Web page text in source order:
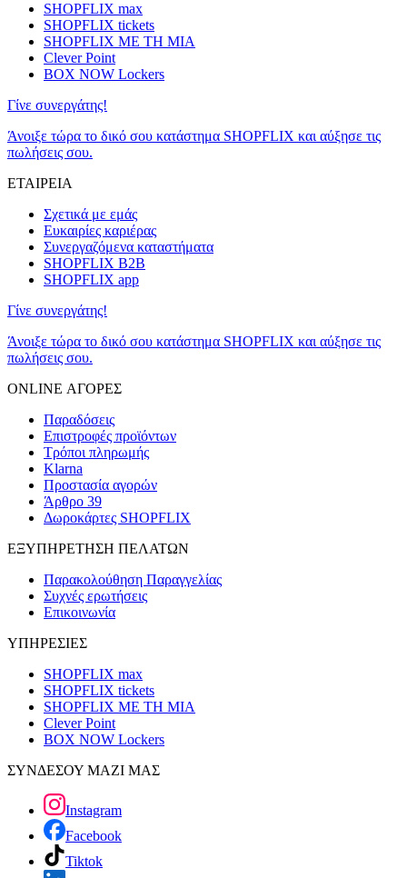
SHOPFLIX max
SHOPFLIX tickets
SHOPFLIX ΜΕ ΤΗ ΜΙΑ
Clever Point
BOX NOW Lockers
Γίνε συνεργάτης!
Άνοιξε τώρα το δικό σου κατάστημα SHOPFLIX και αύξησε τις
πωλήσεις σου.
ΕΤΑΙΡΕΙΑ
Σχετικά με εμάς
Ευκαιρίες καριέρας
Συνεργαζόμενα καταστήματα
SHOPFLIX B2B
SHOPFLIX app
Γίνε συνεργάτης!
Άνοιξε τώρα το δικό σου κατάστημα SHOPFLIX και αύξησε τις
πωλήσεις σου.
ONLINE ΑΓΟΡΕΣ
Παραδόσεις
Επιστροφές προϊόντων
Τρόποι πληρωμής
Klarna
Προστασία αγορών
Άρθρο 39
Δωροκάρτες SHOPFLIX
ΕΞΥΠΗΡΕΤΗΣΗ ΠΕΛΑΤΩΝ
Παρακολούθηση Παραγγελίας
Συχνές ερωτήσεις
Επικοινωνία
ΥΠΗΡΕΣΙΕΣ
SHOPFLIX max
SHOPFLIX tickets
SHOPFLIX ΜΕ ΤΗ ΜΙΑ
Clever Point
BOX NOW Lockers
ΣΥΝΔΕΣΟΥ ΜΑΖΙ ΜΑΣ
Instagram
Facebook
Tiktok